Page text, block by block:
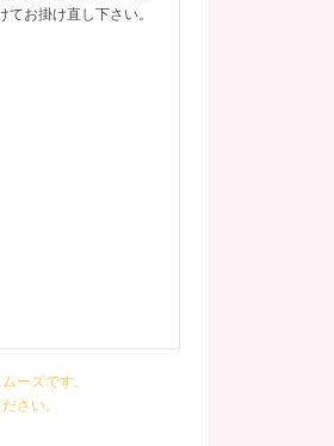
お掛け直し下さい。
ーズです。
さい。